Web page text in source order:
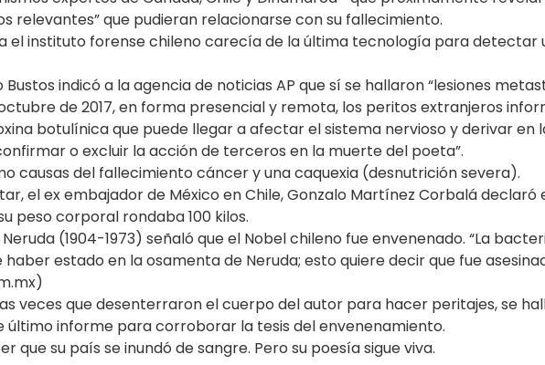
relevantes” que pudieran relacionarse con su fallecimiento.
el instituto forense chileno carecía de la última tecnología para detectar
indicó a la agencia de noticias AP que sí se hallaron “lesiones
de 2017, en forma presencial y remota, los peritos extranjeros
botulínica que puede llegar a afectar el sistema nervioso y derivar en
o excluir la acción de terceros en la muerte del poeta”.
causas del fallecimiento cáncer y una caquexia (desnutrición severa).
el ex embajador de México en Chile, Gonzalo Martínez Corbalá declaró
peso corporal rondaba 100 kilos.
(1904-1973) señaló que el Nobel chileno fue envenenado. “La
estado en la osamenta de Neruda; esto quiere decir que fue
veces que desenterraron el cuerpo del autor para hacer peritajes, se
último informe para corroborar la tesis del envenenamiento.
que su país se inundó de sangre. Pero su poesía sigue viva.